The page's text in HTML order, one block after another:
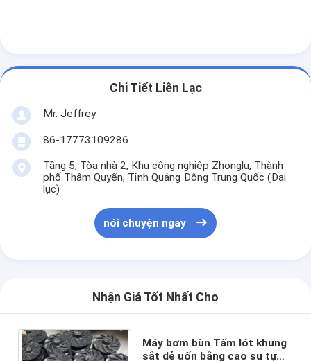
Hướng dẫn VR
Liên hệ chúng tôi
Ecer
Chi Tiết Liên Lạc
Mr. Jeffrey
86-17773109286
Tầng 5, Tòa nhà 2, Khu công nghiệp Zhonglu, Thành
phố Thâm Quyến, Tỉnh Quảng Đông Trung Quốc (Đại
lục)
nói chuyện ngay
Nhận Giá Tốt Nhất Cho
Máy bơm bùn Tấm lót khung
sắt dễ uốn bằng cao su tự